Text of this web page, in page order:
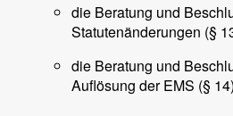
die Beratung und
Statutenänderungen (§
die Beratung und
Auflösung der EMS (§